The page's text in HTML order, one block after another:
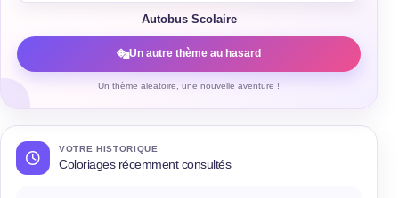
Autobus Scolaire
Un autre thème au hasard
Un thème aléatoire, une nouvelle aventure !
VOTRE HISTORIQUE
Coloriages récemment consultés